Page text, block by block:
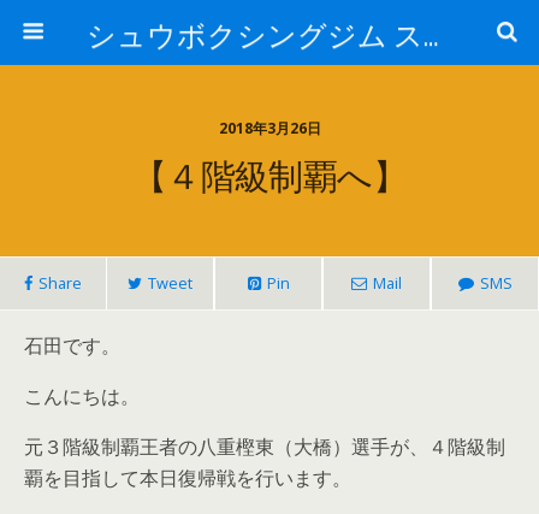
シュウボクシングジム スタッフブログ
2018年3月26日
【４階級制覇へ】
Share Tweet Pin Mail SMS
石田です。
こんにちは。
元３階級制覇王者の八重樫東（大橋）選手が、４階級制
覇を目指して本日復帰戦を行います。